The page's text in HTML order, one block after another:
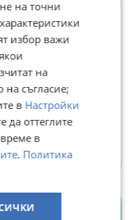
2013г.
в 17:49 ч.
на точни
избор важи
на
на съгласие;
в Настройки
да оттеглите
в
. Политика